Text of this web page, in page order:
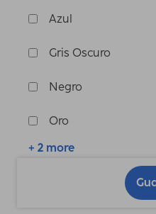
Azul
Gris Oscuro
Negro
Oro
+ 2 more